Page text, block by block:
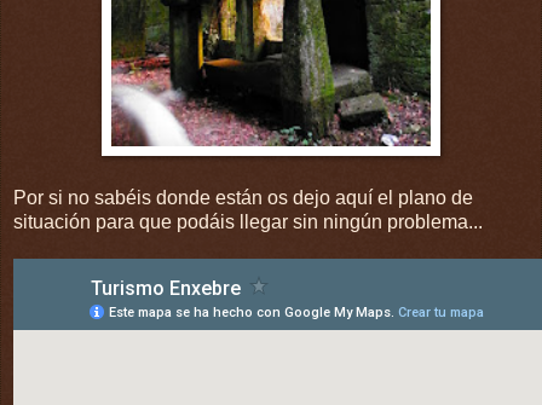
Por si no sabéis donde están os dejo aquí el plano de
situación para que podáis llegar sin ningún problema...